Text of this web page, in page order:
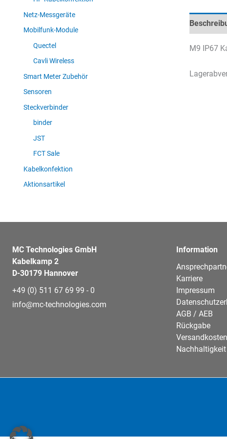
Netz-Messgeräte
Mobilfunk-Module
Quectel
Cavli Wireless
Smart Meter Zubehör
Sensoren
Steckverbinder
binder
JST
FCT Sale
Kabelkonfektion
Aktionsartikel
M9 IP67
MC Technologies GmbH
Kabelkamp 2
D-30179 Hannover
+49 (0) 511 67 69 99 - 0
info@mc-technologies.com
Information
Karriere
Impressum
AGB / AEB
Rückgabe
Nachhaltigkeit